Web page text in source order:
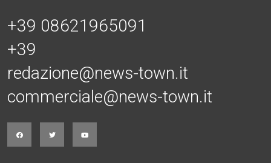
+39 08621965091
+39
redazione@news-town.it
commerciale@news-town.it